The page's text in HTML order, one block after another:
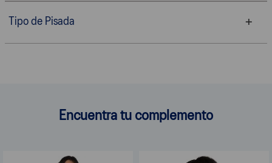
Tipo de Pisada
Encuentra tu complemento